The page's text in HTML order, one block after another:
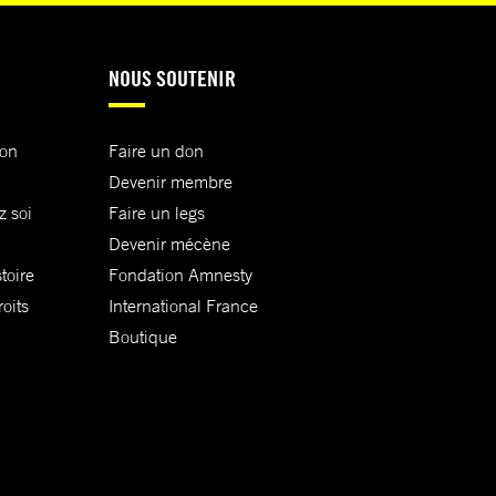
soi
NOUS SOUTENIR
Faire un don
Devenir membre
Faire un legs
Devenir mécène
Fondation Amnesty
International France
Boutique